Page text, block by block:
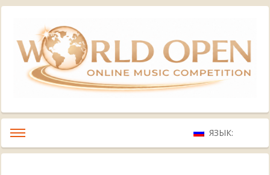
ЯЗЫК: